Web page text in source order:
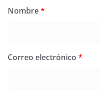
Nombre*
Correo electrónico *